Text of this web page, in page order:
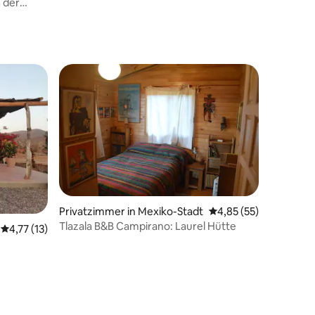
Bewertungen
Durchschnittliche Bewertung: 4,77 von 5, 13 Bewertungen
4,77 (13)
Privatzimmer in Mexiko-Stadt Durchschnittliche
4,85 (55)
Tlazala B&B Campirano: Laurel Hütte